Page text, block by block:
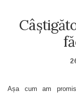
Așa cum am